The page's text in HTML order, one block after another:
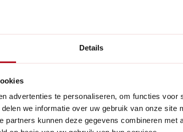
Details
advertenties te personaliseren, om functies voor
we informatie over uw gebruik van onze site
partners kunnen deze gegevens combineren met
om jonge
en geschikt voor